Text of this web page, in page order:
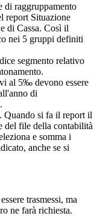
di raggruppamento
report Situazione
di Cassa. Così il
nei 5 gruppi definiti
segmento relativo
al 5‰ devono essere
di
Quando si fa il report il
del file della contabilità
e somma i
anche se si
trasmessi, ma
ne farà richiesta.